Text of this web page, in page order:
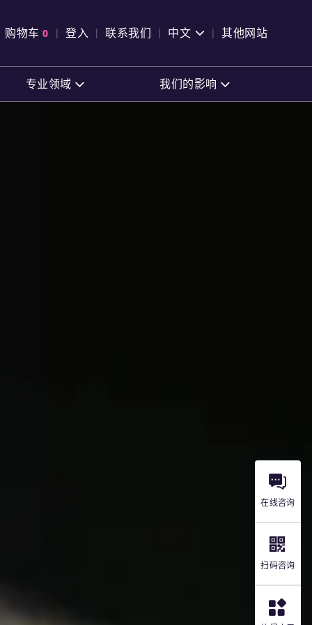
Search
购物车 0
查看购物车
登入 联系我们 中文 其他网站
专业领域 我们的影响
在线咨询
扫码咨询